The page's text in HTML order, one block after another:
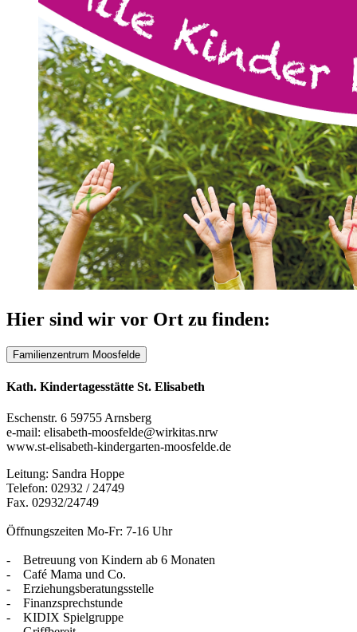
Hier sind wir vor Ort zu finden:
Familienzentrum Moosfelde
Kath. Kindertagesstätte St. Elisabeth
Eschenstr. 6 59755 Arnsberg
e-mail: elisabeth-moosfelde@wirkitas.nrw
www.st-elisabeth-kindergarten-moosfelde.de
Leitung: Sandra Hoppe
Telefon: 02932 / 24749
Fax. 02932/24749
Öffnungszeiten Mo-Fr: 7-16 Uhr
- Betreuung von Kindern ab 6 Monaten
- Café Mama und Co.
- Erziehungsberatungsstelle
- Finanzsprechstunde
- KIDIX Spielgruppe